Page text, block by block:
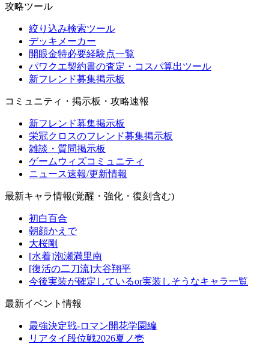
攻略ツール
絞り込み検索ツール
デッキメーカー
開眼金特必要経験点一覧
パワクエ契約書の査定・コスパ算出ツール
新フレンド募集掲示板
コミュニティ・掲示板・攻略速報
新フレンド募集掲示板
栄冠クロスのフレンド募集掲示板
雑談・質問掲示板
ゲームウィズコミュニティ
ニュース速報/更新情報
最新キャラ情報(覚醒・強化・復刻含む)
初白百合
朝顔かえで
大桜剛
[水着]泡瀬満里南
[復活の二刀流]大谷翔平
今後実装が確定しているor実装しそうなキャラ一覧
最新イベント情報
最強決定戦-ロマン開花学園編
リアタイ段位戦2026夏ノ壱